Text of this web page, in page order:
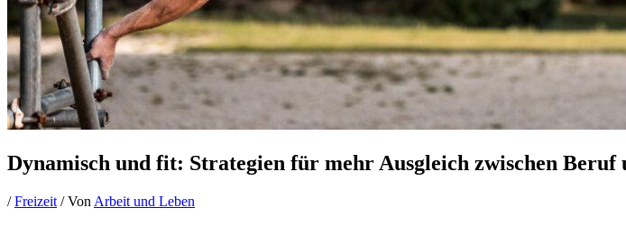
Dynamisch und fit: Strategien für mehr Ausgleich zwischen Beruf
/Freizeit / Von Arbeit und Leben